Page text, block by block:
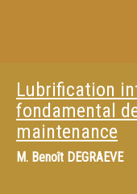
Lubrification
fondamental
maintenance
M. Benoît DEGRAEVE